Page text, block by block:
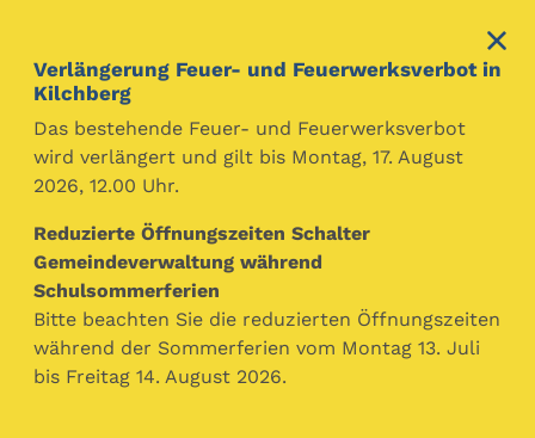
Verlängerung Feuer- und Feuerwerksverbot in
Kilchberg
Das bestehende Feuer- und Feuerwerksverbot
wird verlängert und gilt bis Montag, 17. August
2026, 12.00 Uhr.
Reduzierte Öffnungszeiten Schalter
Gemeindeverwaltung während
Schulsommerferien
Bitte beachten Sie die reduzierten Öffnungszeiten
während der Sommerferien vom Montag 13. Juli
bis Freitag 14. August 2026.
Gemeinde Kilchberg
Familie, Partnerschaft, Kinder, Todesfall
Betreuungs- & Begleitungsangebot für Familien
Immer mehr Eltern teilen sich Kinderbetreuung, Haus-
und Erwerbsarbeit untereinander auf. Kinder geniessen
es, wenn beide Eltern abwechselnd für sie da sind.
Vielleicht haben Sie Grosseltern oder eine freundliche